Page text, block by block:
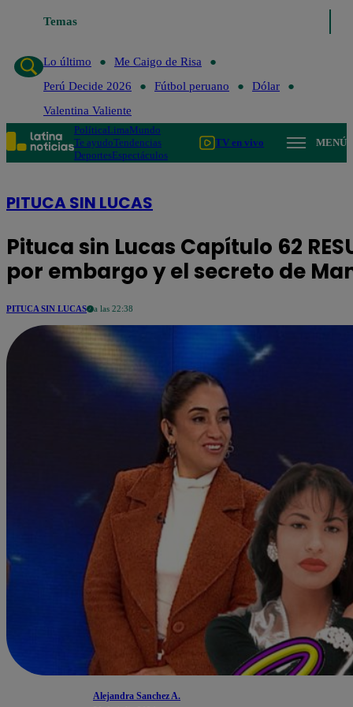
TemasLo último
Lo último
Me Caigo de Risa
Perú Decide 2026
Fútbol peruano
Dólar
Valentina Valiente
PolíticaLimaMundo
Te ayudoTendencias
DeportesEspectáculos
TV en vivo MENÚ
PITUCA SIN LUCAS
Pituca sin Lucas Capítulo 62
por embargo y el secreto de
PITUCA SIN LUCAS a las 22:38
Alejandra Sanchez A.